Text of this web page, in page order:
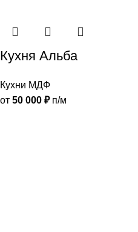
Кухня Альба
Кухни МДФ
от 50 000 ₽п/м